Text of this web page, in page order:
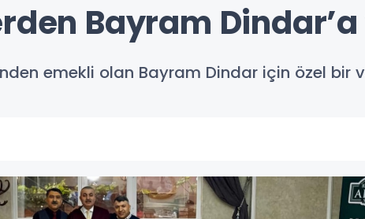
Bayram
emekli olan Bayram Dindar için özel bir